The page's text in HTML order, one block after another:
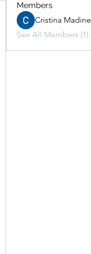
Members
Cristina Madine
See All Members (1)